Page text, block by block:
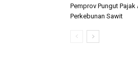
Pemprov Pungut Pajak
Perkebunan Sawit